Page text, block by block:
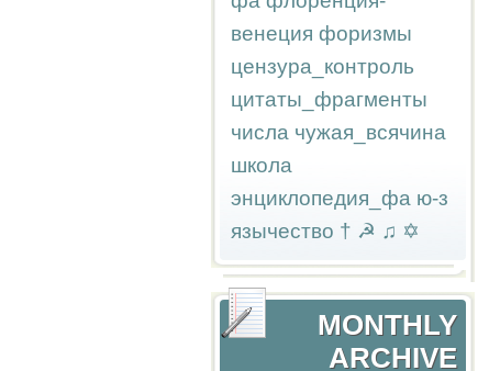
венеция форизмы
цензура_контроль
цитаты_фрагменты
числа чужая_всячина
школа
энциклопедия_фа ю-з
язычество † ☭ ♫ ✡
MONTHLY
ARCHIVE